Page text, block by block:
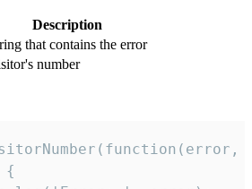
Description
that contains the error
number
{